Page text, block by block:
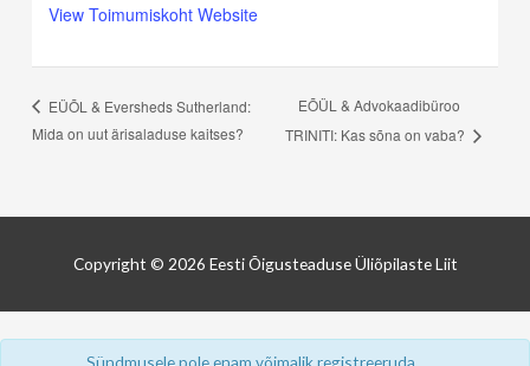
View Toimumiskoht Website
EÜÕL & Eversheds Sutherland:
Mida on uut ärisaladuse kaitses?
EÕÜL & Advokaadibüroo
TRINITI: Kas sõna on vaba?
Copyright © 2026 Eesti Õigusteaduse Üliõpilaste Liit